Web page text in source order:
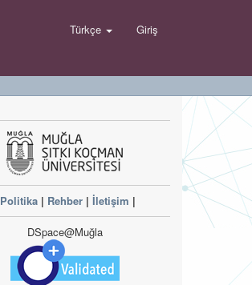
Türkçe Giriş
Politika | Rehber |İletişim |
DSpace@Muğla